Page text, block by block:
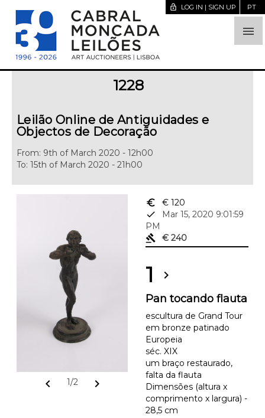

lock_open LOG IN | SIGN UP PT
1228
Leilão Online de Antiguidades e
Objectos de Decoração
From: 9th of March 2020 - 12h00
To: 15th of March 2020 - 21h00
chevron_left 1/2 chevron_right
euro_symbol
€ 120
done
Mar 15, 2020 9:01:59
PM
gavel
€ 240
1 chevron_right
Pan tocando flauta
escultura de Grand Tour
em bronze patinado
Europeia
séc. XIX
um braço restaurado,
falta da flauta
Dimensões (altura x
comprimento x largura) -
28,5 cm